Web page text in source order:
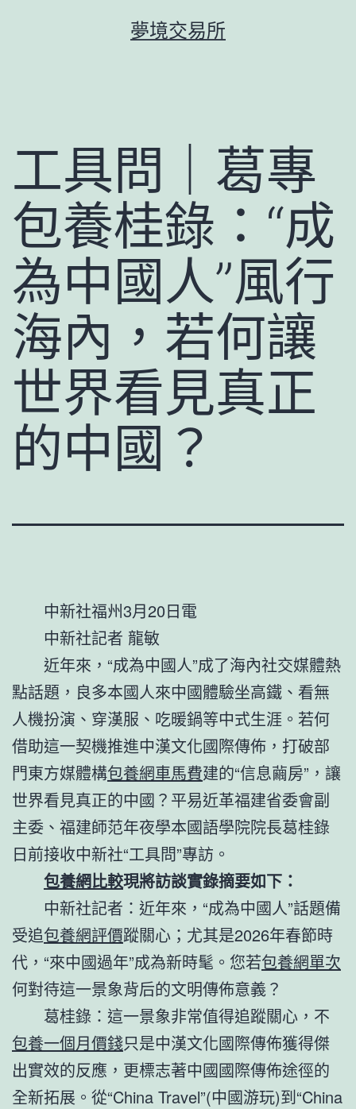
夢境交易所
工具問｜葛專
包養桂錄：“成
為中國人”風行
海內，若何讓
世界看見真正
的中國？
中新社福州3月20日電
中新社記者 龍敏
近年來，“成為中國人”成了海內社交媒體熱
點話題，良多本國人來中國體驗坐高鐵、看無
人機扮演、穿漢服、吃暖鍋等中式生涯。若何
借助這一契機推進中漢文化國際傳佈，打破部
門東方媒體構包養網車馬費建的“信息繭房”，讓
世界看見真正的中國？平易近革福建省委會副
主委、福建師范年夜學本國語學院院長葛桂錄
日前接收中新社“工具問”專訪。
包養網比較現將訪談實錄摘要如下：
中新社記者：近年來，“成為中國人”話題備
受追包養網評價蹤關心；尤其是2026年春節時
代，“來中國過年”成為新時髦。您若包養網單次
何對待這一景象背后的文明傳佈意義？
葛桂錄：這一景象非常值得追蹤關心，不
包養一個月價錢只是中漢文化國際傳佈獲得傑
出實效的反應，更標志著中國國際傳佈途徑的
全新拓展。從“China Travel”(中國游玩)到“China